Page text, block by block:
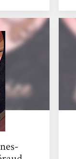
abbaye,
ont
il y a
un